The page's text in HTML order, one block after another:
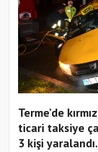
Terme’de
ticari taksiye
3 kişi yaralandı.